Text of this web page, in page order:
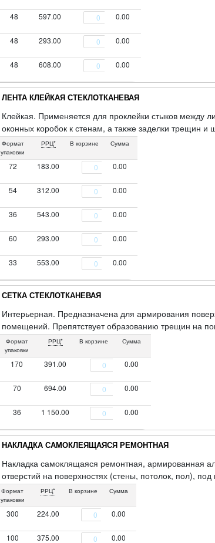
48 597.00 0.00
48 293.00 0.00
48 608.00 0.00
ЛЕНТА КЛЕЙКАЯ СТЕКЛОТКАНЕВАЯ
Клейкая. Применяется для проклейки стыков между
оконных коробок к стенам, а также заделки трещин
г/м2. Материал: стекловолокно, клеевой слой.
Формат
упаковки
РРЦ* В корзине Сумма
72 183.00 0.00
54 312.00 0.00
36 543.00 0.00
60 293.00 0.00
33 553.00 0.00
СЕТКА СТЕКЛОТКАНЕВАЯ
Интерьерная. Предназначена для армирования
помещений. Препятствует образованию трещин на
гр/м2, ячейка 2 х 2 мм
Формат
упаковки
РРЦ* В корзине Сумма
170 391.00 0.00
70 694.00 0.00
36 1 150.00 0.00
НАКЛАДКА САМОКЛЕЯЩАЯСЯ РЕМОНТНАЯ
Накладка самоклящаяся ремонтная, армированная
отверстий на поверхностях (стены, потолок, пол),
потолки. Материал: синтетическое волокно,
Формат
упаковки
РРЦ* В корзине Сумма
300 224.00 0.00
100 375.00 0.00